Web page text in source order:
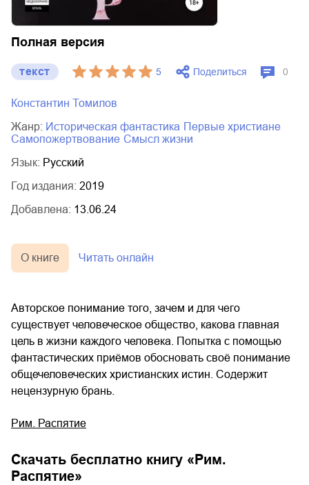
Полная версия
текст 5 Поделиться 0
Константин Томилов
Жанр:
историческая фантастика
первые христиане
самопожертвование
смысл жизни
Язык: Русский
Год издания: 2019
Добавлена: 13.06.24
О книге Читать онлайн
Авторское понимание того, зачем и для чего
существует человеческое общество, какова главная
цель в жизни каждого человека. Попытка с помощью
фантастических приёмов обосновать своё понимание
общечеловеческих христианских истин. Содержит
нецензурную брань.
Рим. Распятие
Скачать бесплатно книгу « Рим.
Распятие»